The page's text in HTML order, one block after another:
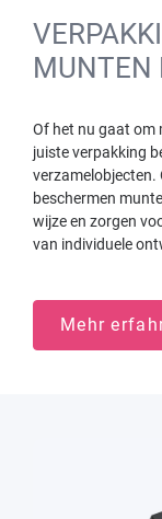
MUNTEN
Of het nu gaat om
juiste verpakking
verzamelobjecten.
beschermen
wijze en zorgen
van individuele
Mehr